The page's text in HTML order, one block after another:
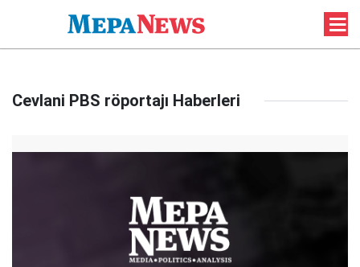
Cevlani PBS röportajı Haberleri